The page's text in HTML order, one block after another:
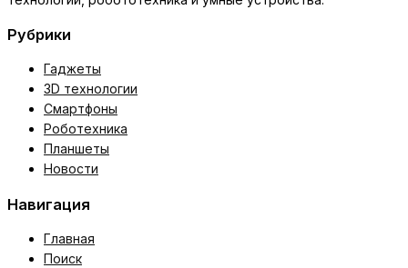
Рубрики
Гаджеты
3D технологии
Смартфоны
Роботехника
Планшеты
Новости
Навигация
Главная
Поиск